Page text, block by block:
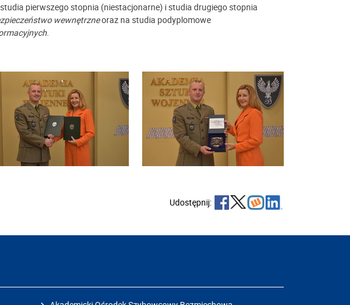
pierwszego stopnia (niestacjonarne) i studia drugiego stopnia
wewnętrzneoraz na studia podyplomowe
Udostępnij: